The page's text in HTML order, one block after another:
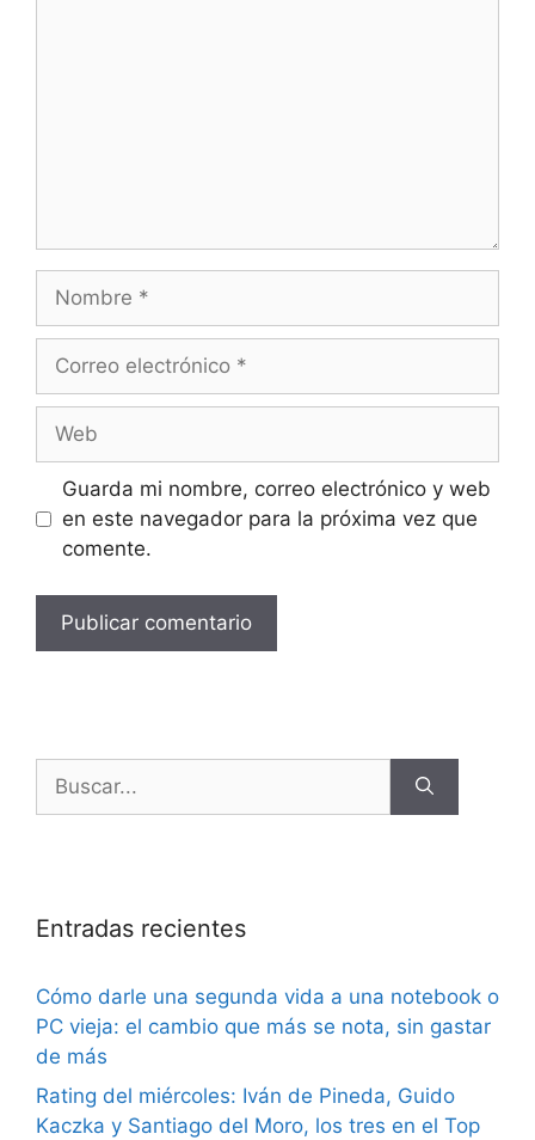
Guarda mi nombre, correo electrónico y web
en este navegador para la próxima vez que
comente.
Entradas recientes
Cómo darle una segunda vida a una notebook o
PC vieja: el cambio que más se nota, sin gastar
de más
Rating del miércoles: Iván de Pineda, Guido
Kaczka y Santiago del Moro, los tres en el Top